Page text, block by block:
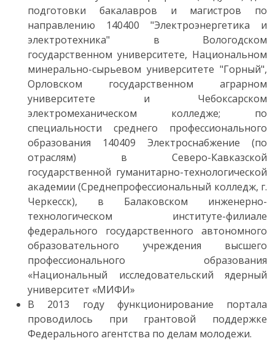
подготовки бакалавров и магистров по
направлению 140400 "Электроэнергетика и
электротехника" в Вологодском
государственном университете, Национальном
минерально-сырьевом университете "Горный",
Орловском государственном аграрном
университете и Чебоксарском
электромеханическом колледже; по
специальности среднего профессионального
образования 140409 Электроснабжение (по
отраслям) в Северо-Кавказской
государственной гуманитарно-технологической
академии (Среднепрофессиональный колледж, г.
Черкесск), в Балаковском инженерно-
технологическом институте-филиале
федерального государственного автономного
образовательного учреждения высшего
профессионального образования
«Национальный исследовательский ядерный
университет «МИФИ»
В 2013 году функционирование портала
проводилось при грантовой поддержке
Федерального агентства по делам молодежи.